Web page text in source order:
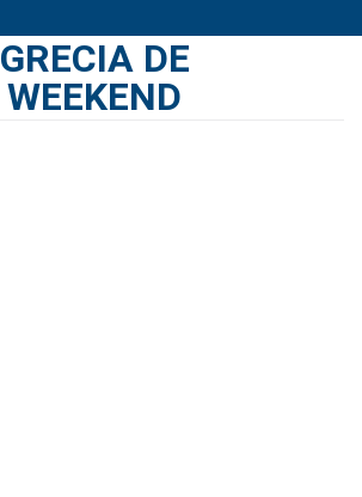
GRECIA DE
WEEKEND